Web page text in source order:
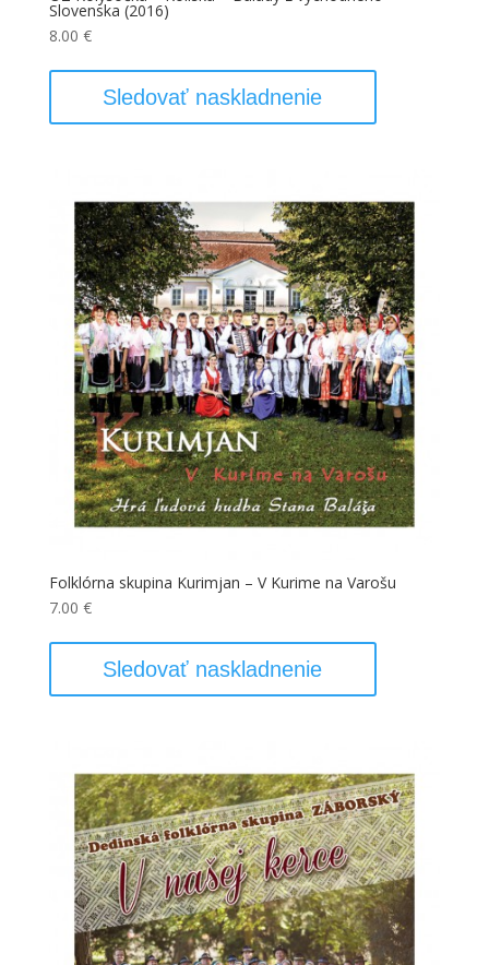
Slovenska (2016)
8.00 €
Sledovať naskladnenie
Folklórna skupina Kurimjan – V Kurime na Varošu
7.00 €
Sledovať naskladnenie